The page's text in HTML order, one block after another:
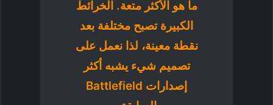
ما هو الأكثر متعة. الخرائط
الكبيرة تصبح مختلفة بعد
نقطة معينة، لذا نعمل على
تصميم شيء يشبه أكثر
إصدارات Battlefield